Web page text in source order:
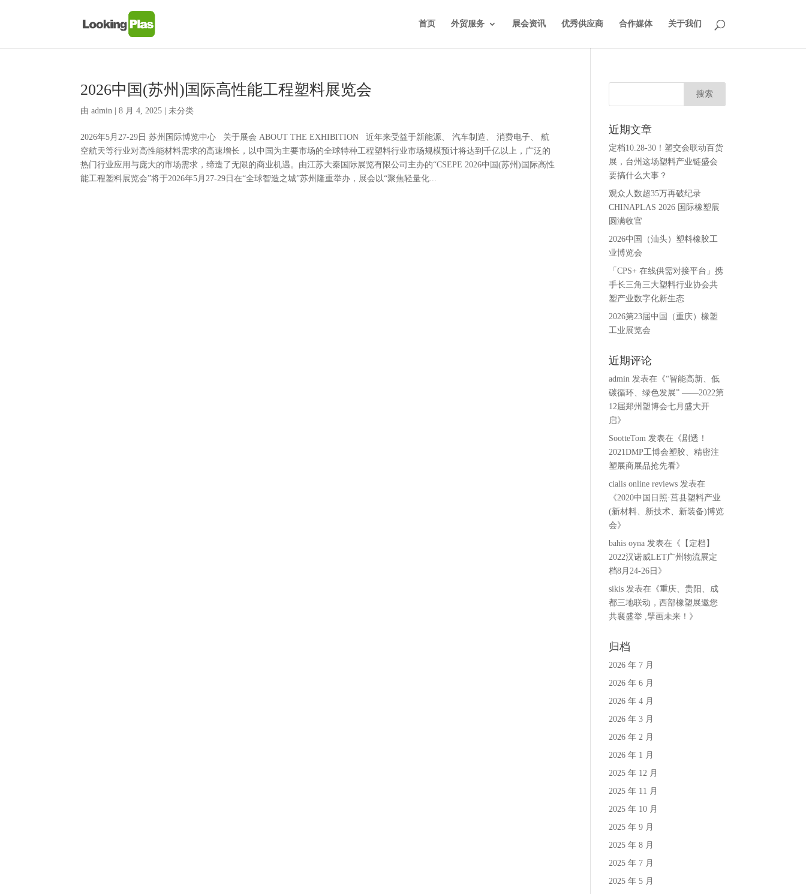
首页 外贸服务 展会资讯 优秀供应商 合作媒体 关于我们
2026中国(苏州)国际高性能工程塑料展览会
由admin |8 月 4, 2025 | 未分类
2026年5月27-29日 苏州国际博览中心 关于展会 ABOUT THE EXHIBITION 近年来受益于新能源、 汽车制造、 消费电子、 航
空航天等行业对高性能材料需求的高速增长，以中国为主要市场的全球特种工程塑料行业市场规模预计将达到千亿以上，广泛的
热门行业应用与庞大的市场需求，缔造了无限的商业机遇。由江苏大秦国际展览有限公司主办的“CSEPE 2026中国(苏州)国际高性
能工程塑料展览会”将于2026年5月27-29日在“全球智造之城”苏州隆重举办，展会以“聚焦轻量化...
近期文章
定档10.28-30！塑交会联动百货
展，台州这场塑料产业链盛会
要搞什么大事？
观众人数超35万再破纪录
CHINAPLAS 2026 国际橡塑展
圆满收官
2026中国（汕头）塑料橡胶工
业博览会
「CPS+ 在线供需对接平台」携
手长三角三大塑料行业协会共
塑产业数字化新生态
2026第23届中国（重庆）橡塑
工业展览会
近期评论
admin 发表在《“智能高新、低
碳循环、绿色发展” ——2022第
12届郑州塑博会七月盛大开
启》
SootteTom 发表在《剧透！
2021DMP工博会塑胶、精密注
塑展商展品抢先看》
cialis online reviews 发表在
《2020中国日照·莒县塑料产业
(新材料、新技术、新装备)博览
会》
bahis oyna 发表在《 【定档】
2022汉诺威LET广州物流展定
档8月24-26日 》
sikis 发表在《重庆、贵阳、成
都三地联动，西部橡塑展邀您
共襄盛举 ,擘画未来！ 》
归档
2026 年 7 月
2026 年 6 月
2026 年 4 月
2026 年 3 月
2026 年 2 月
2026 年 1 月
2025 年 12 月
2025 年 11 月
2025 年 10 月
2025 年 9 月
2025 年 8 月
2025 年 7 月
2025 年 5 月